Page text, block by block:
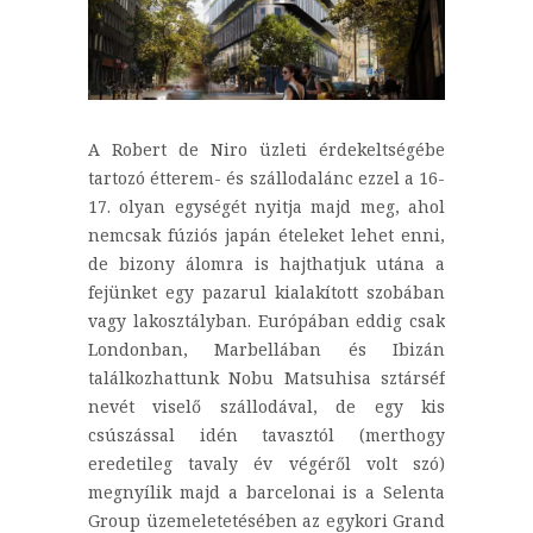
A Robert de Niro üzleti érdekeltségébe
tartozó étterem- és szállodalánc ezzel a 16-
17. olyan egységét nyitja majd meg, ahol
nemcsak fúziós japán ételeket lehet enni,
de bizony álomra is hajthatjuk utána a
fejünket egy pazarul kialakított szobában
vagy lakosztályban. Európában eddig csak
Londonban, Marbellában és Ibizán
találkozhattunk Nobu Matsuhisa sztárséf
nevét viselő szállodával, de egy kis
csúszással idén tavasztól (merthogy
eredetileg tavaly év végéről volt szó)
megnyílik majd a barcelonai is a Selenta
Group üzemeletetésében az egykori Grand